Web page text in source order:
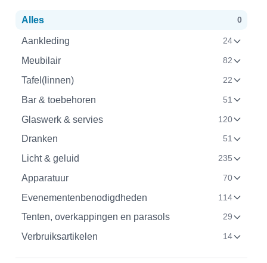
Alles 0
Aankleding 24
Meubilair 82
Tafel(linnen) 22
Bar & toebehoren 51
Glaswerk & servies 120
Dranken 51
Licht & geluid 235
Apparatuur 70
Evenementenbenodigdheden 114
Tenten, overkappingen en parasols 29
Verbruiksartikelen 14